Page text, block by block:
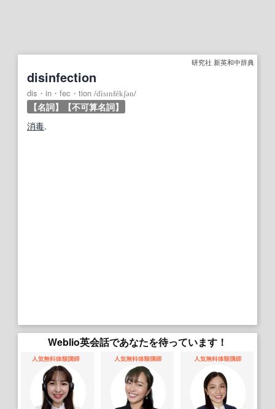
研究社 新英和中辞典
disinfection
dis・in・fec・tion /dìsɪnfékʃən/
【名詞】
【不可算名詞】
消毒.
Weblio英会話であなたを待っています！